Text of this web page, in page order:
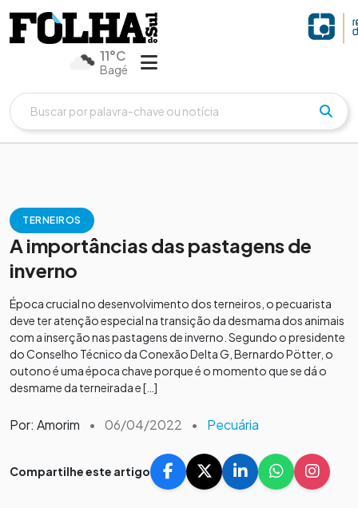
11°C
Bagé
TERNEIROS
A importâncias das pastagens de
inverno
Época crucial no desenvolvimento dos terneiros, o pecuarista
deve ter atenção especial na transição da desmama dos animais
com a inserção nas pastagens de inverno. Segundo o presidente
do Conselho Técnico da Conexão Delta G, Bernardo Pötter, o
outono é uma época chave porque é o momento que se dá o
desmame da terneirada e […]
Por: Amorim • 06/04/2022 • Pecuária
Compartilhe este artigo